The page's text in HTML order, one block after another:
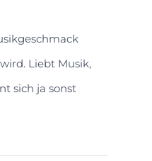
Liebt Musik,
sich ja sonst